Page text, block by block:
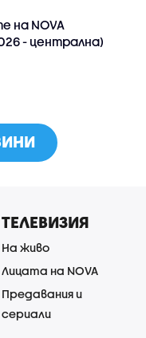
на NOVA
- централна)
ТЕЛЕВИЗИЯ
На живо
Лицата на NOVA
Предавания и
сериали